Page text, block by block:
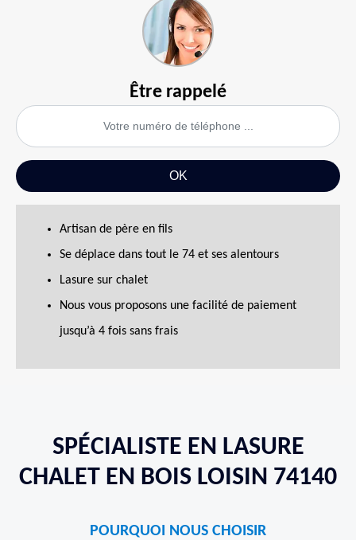
Être rappelé
Artisan de père en fils
Se déplace dans tout le 74 et ses alentours
Lasure sur chalet
Nous vous proposons une facilité de paiement
jusqu’à 4 fois sans frais
SPÉCIALISTE EN LASURE
CHALET EN BOIS LOISIN 74140
POURQUOI NOUS CHOISIR